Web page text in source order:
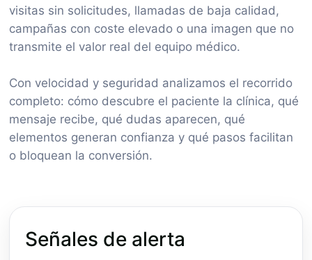
visitas sin solicitudes, llamadas de baja calidad,
campañas con coste elevado o una imagen que no
transmite el valor real del equipo médico.
Con velocidad y seguridad analizamos el recorrido
completo: cómo descubre el paciente la clínica, qué
mensaje recibe, qué dudas aparecen, qué
elementos generan confianza y qué pasos facilitan
o bloquean la conversión.
Señales de alerta